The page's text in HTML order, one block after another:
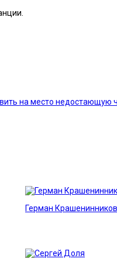
на место недостающую
Герман Крашенинников